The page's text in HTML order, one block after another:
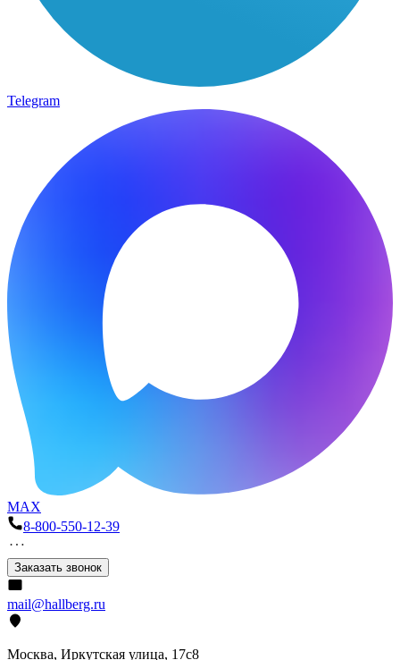
Telegram
MAX
8-800-550-12-39
Заказать звонок
mail@hallberg.ru
Москва, Иркутская улица, 17с8